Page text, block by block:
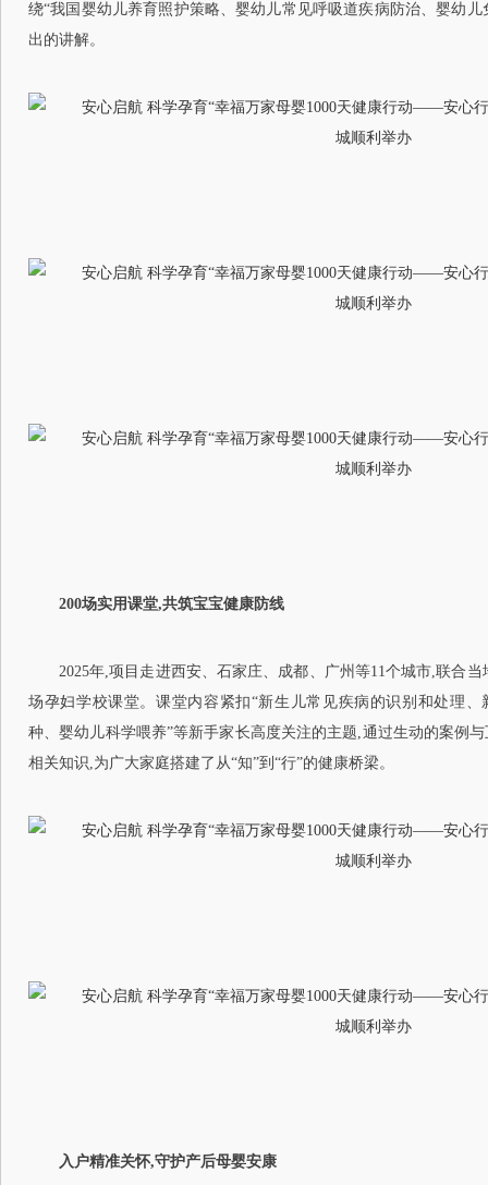
绕“我国婴幼儿养育照护策略、婴幼儿常见呼吸道疾病防治、婴幼
出的讲解。
200场实用课堂,共筑宝宝健康防线
2025年,项目走进西安、石家庄、成都、广州等11个城市,联合
场孕妇学校课堂。课堂内容紧扣“新生儿常见疾病的识别和处理
种、婴幼儿科学喂养”等新手家长高度关注的主题,通过生动的案例
相关知识,为广大家庭搭建了从“知”到“行”的健康桥梁。
入户精准关怀,守护产后母婴安康